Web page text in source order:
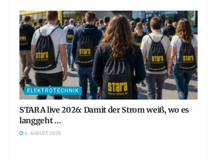
ELEKTROTECHNIK
STARA live 2026: Damit der Strom weiß, wo es
langgeht …
6. AUGUST 2026